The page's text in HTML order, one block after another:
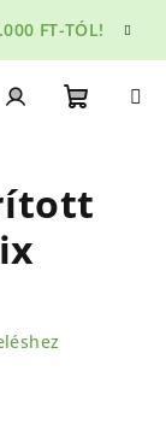
FT-TÓL!